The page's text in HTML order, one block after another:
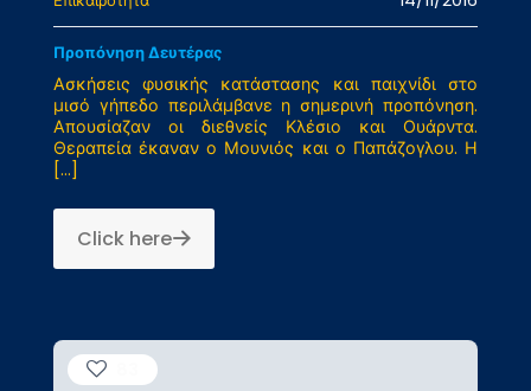
Προπόνηση Δευτέρας
Ασκήσεις φυσικής κατάστασης και παιχνίδι στο
μισό γήπεδο περιλάμβανε η σημερινή προπόνηση.
Απουσίαζαν οι διεθνείς Κλέσιο και Ουάρντα.
Θεραπεία έκαναν ο Μουνιός και ο Παπάζογλου. Η
[…]
Click here